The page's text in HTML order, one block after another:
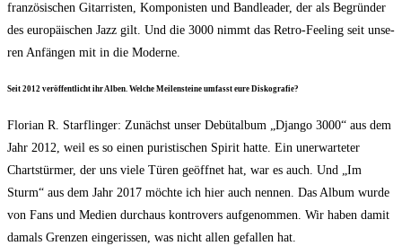
fran­zö­si­schen Gitar­ris­ten, Kom­po­nis­ten und Band­lea­der, der als Begrün­der
des euro­päi­schen Jazz gilt. Und die 3000 nimmt das Retro-Fee­ling seit unse­
ren Anfän­gen mit in die Moderne.
Seit 2012 ver­öf­fent­licht ihr Alben. Wel­che Mei­len­stei­ne umfasst eure Diskografie?
Flo­ri­an R. Starf­lin­ger: Zunächst unser Debüt­al­bum „Djan­go 3000“ aus dem
Jahr 2012, weil es so einen puris­ti­schen Spi­rit hat­te. Ein uner­war­te­ter
Chart­stür­mer, der uns vie­le Türen geöff­net hat, war es auch. Und „Im
Sturm“ aus dem Jahr 2017 möch­te ich hier auch nen­nen. Das Album wur­de
von Fans und Medi­en durch­aus kon­tro­vers auf­ge­nom­men. Wir haben damit
damals Gren­zen ein­ge­ris­sen, was nicht allen gefal­len hat.